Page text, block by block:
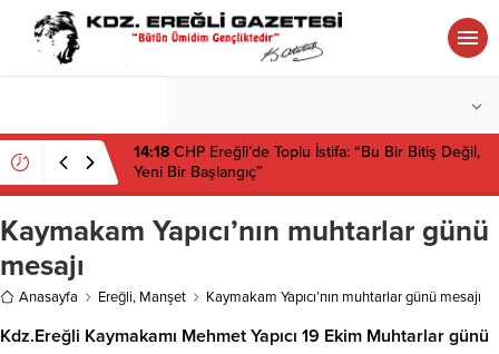
14:18 CHP Ereğli’de Toplu İstifa: “Bu Bir Bitiş Değil,
Yeni Bir Başlangıç”
Kaymakam Yapıcı’nın muhtarlar günü
mesajı
Anasayfa Ereğli, Manşet Kaymakam Yapıcı’nın muhtarlar günü mesajı
Kdz.Ereğli Kaymakamı Mehmet Yapıcı 19 Ekim Muhtarlar günü